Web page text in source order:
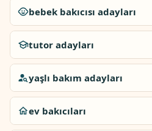
bebek bakıcısı adayları
tutor adayları
yaşlı bakım adayları
ev bakıcıları